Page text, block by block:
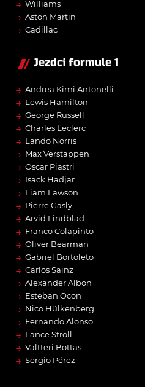
→ Williams
→ Aston Martin
→ Cadillac
Jezdci formule 1
→ Andrea Kimi Antonelli
→ Lewis Hamilton
→ George Russell
→ Charles Leclerc
→ Lando Norris
→ Max Verstappen
→ Oscar Piastri
→ Isack Hadjar
→ Liam Lawson
→ Pierre Gasly
→ Arvid Lindblad
→ Franco Colapinto
→ Oliver Bearman
→ Gabriel Bortoleto
→ Carlos Sainz
→ Alexander Albon
→ Esteban Ocon
→ Nico Hülkenberg
→ Fernando Alonso
→ Lance Stroll
→ Valtteri Bottas
→ Sergio Pérez